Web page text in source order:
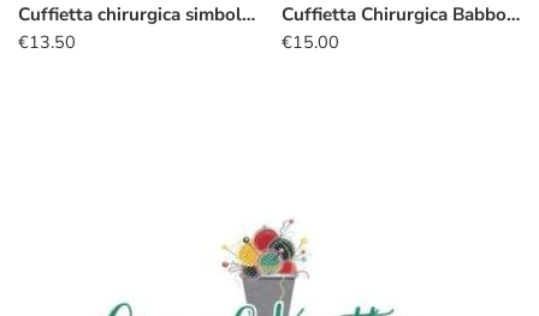
Cuffietta chirurgica simboli natalizi
€13.50
Cuffietta Chirurgica Babbo Natale verde
€15.00